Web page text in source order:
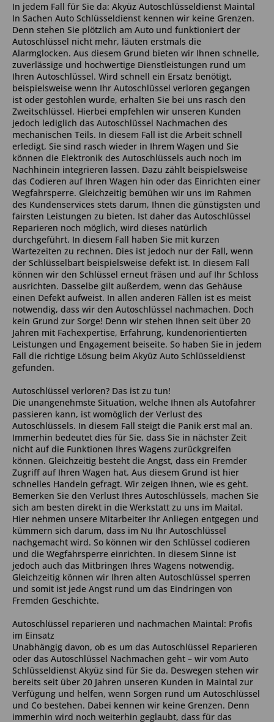
In jedem Fall für Sie da: Akyüz Autoschlüsseldienst Maintal
In Sachen Auto Schlüsseldienst kennen wir keine Grenzen.
Denn stehen Sie plötzlich am Auto und funktioniert der
Autoschlüssel nicht mehr, läuten erstmals die
Alarmglocken. Aus diesem Grund bieten wir Ihnen schnelle,
zuverlässige und hochwertige Dienstleistungen rund um
Ihren Autoschlüssel. Wird schnell ein Ersatz benötigt,
beispielsweise wenn Ihr Autoschlüssel verloren gegangen
ist oder gestohlen wurde, erhalten Sie bei uns rasch den
Zweitschlüssel. Hierbei empfehlen wir unseren Kunden
jedoch lediglich das Autoschlüssel Nachmachen des
mechanischen Teils. In diesem Fall ist die Arbeit schnell
erledigt, Sie sind rasch wieder in Ihrem Wagen und Sie
können die Elektronik des Autoschlüssels auch noch im
Nachhinein integrieren lassen. Dazu zählt beispielsweise
das Codieren auf Ihren Wagen hin oder das Einrichten einer
Wegfahrsperre. Gleichzeitig bemühen wir uns im Rahmen
des Kundenservices stets darum, Ihnen die günstigsten und
fairsten Leistungen zu bieten. Ist daher das Autoschlüssel
Reparieren noch möglich, wird dieses natürlich
durchgeführt. In diesem Fall haben Sie mit kurzen
Wartezeiten zu rechnen. Dies ist jedoch nur der Fall, wenn
der Schlüsselbart beispielsweise defekt ist. In diesem Fall
können wir den Schlüssel erneut fräsen und auf Ihr Schloss
ausrichten. Dasselbe gilt außerdem, wenn das Gehäuse
einen Defekt aufweist. In allen anderen Fällen ist es meist
notwendig, dass wir den Autoschlüssel nachmachen. Doch
kein Grund zur Sorge! Denn wir stehen Ihnen seit über 20
Jahren mit Fachexpertise, Erfahrung, kundenorientierten
Leistungen und Engagement beiseite. So haben Sie in jedem
Fall die richtige Lösung beim Akyüz Auto Schlüsseldienst
gefunden.
Autoschlüssel verloren? Das ist zu tun!
Die unangenehmste Situation, welche Ihnen als Autofahrer
passieren kann, ist womöglich der Verlust des
Autoschlüssels. In diesem Fall steigt die Panik erst mal an.
Immerhin bedeutet dies für Sie, dass Sie in nächster Zeit
nicht auf die Funktionen Ihres Wagens zurückgreifen
können. Gleichzeitig besteht die Angst, dass ein Fremder
Zugriff auf Ihren Wagen hat. Aus diesem Grund ist hier
schnelles Handeln gefragt. Wir zeigen Ihnen, wie es geht.
Bemerken Sie den Verlust Ihres Autoschlüssels, machen Sie
sich am besten direkt in die Werkstatt zu uns im Maital.
Hier nehmen unsere Mitarbeiter Ihr Anliegen entgegen und
kümmern sich darum, dass im Nu Ihr Autoschlüssel
nachgemacht wird. So können wir den Schlüssel codieren
und die Wegfahrsperre einrichten. In diesem Sinne ist
jedoch auch das Mitbringen Ihres Wagens notwendig.
Gleichzeitig können wir Ihren alten Autoschlüssel sperren
und somit ist jede Angst rund um das Eindringen von
Fremden Geschichte.
Autoschlüssel reparieren und nachmachen Maintal: Profis
im Einsatz
Unabhängig davon, ob es um das Autoschlüssel Reparieren
oder das Autoschlüssel Nachmachen geht – wir vom Auto
Schlüsseldienst Akyüz sind für Sie da. Deswegen stehen wir
bereits seit über 20 Jahren unseren Kunden in Maintal zur
Verfügung und helfen, wenn Sorgen rund um Autoschlüssel
und Co bestehen. Dabei kennen wir keine Grenzen. Denn
immerhin wird noch weiterhin geglaubt, dass für das